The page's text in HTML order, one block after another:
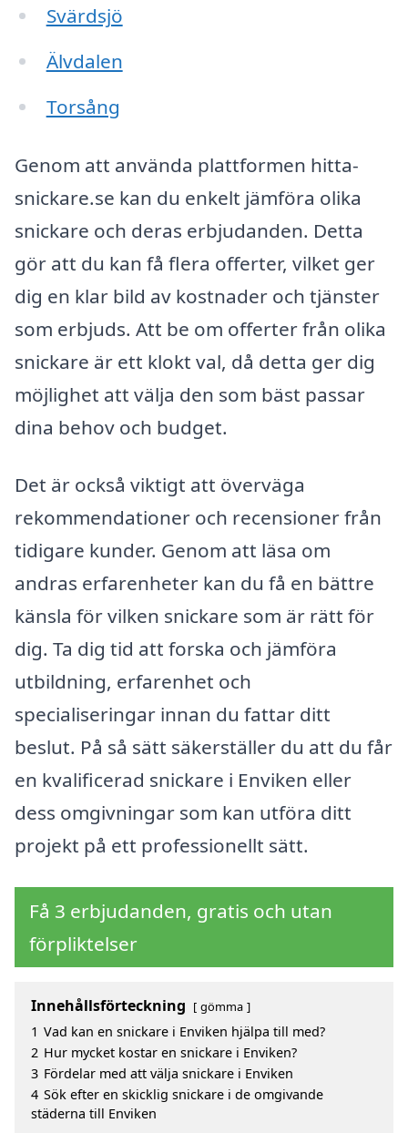
Svärdsjö
Älvdalen
Torsång
Genom att använda plattformen hitta-
snickare.se kan du enkelt jämföra olika
snickare och deras erbjudanden. Detta
gör att du kan få flera offerter, vilket ger
dig en klar bild av kostnader och tjänster
som erbjuds. Att be om offerter från olika
snickare är ett klokt val, då detta ger dig
möjlighet att välja den som bäst passar
dina behov och budget.
Det är också viktigt att överväga
rekommendationer och recensioner från
tidigare kunder. Genom att läsa om
andras erfarenheter kan du få en bättre
känsla för vilken snickare som är rätt för
dig. Ta dig tid att forska och jämföra
utbildning, erfarenhet och
specialiseringar innan du fattar ditt
beslut. På så sätt säkerställer du att du får
en kvalificerad snickare i Enviken eller
dess omgivningar som kan utföra ditt
projekt på ett professionellt sätt.
Få 3 erbjudanden, gratis och utan
förpliktelser
Innehållsförteckning gömma
1 Vad kan en snickare i Enviken hjälpa till med?
2 Hur mycket kostar en snickare i Enviken?
3 Fördelar med att välja snickare i Enviken
4 Sök efter en skicklig snickare i de omgivande
städerna till Enviken